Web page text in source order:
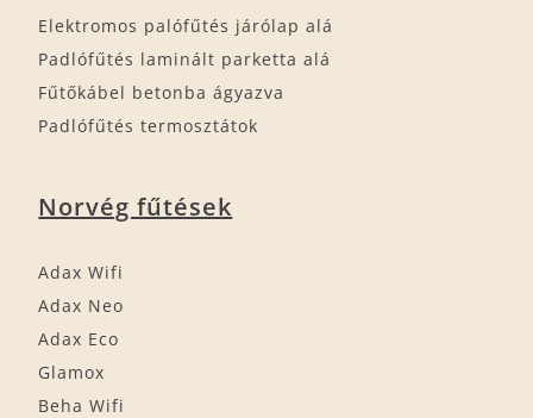
Elektromos palófűtés járólap alá
Padlófűtés laminált parketta alá
Fűtőkábel betonba ágyazva
Padlófűtés termosztátok
Norvég fűtések
Adax Wifi
Adax Neo
Adax Eco
Glamox
Beha Wifi